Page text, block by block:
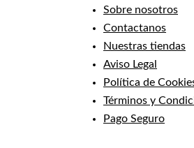
Sobre nosotros
Contactanos
Nuestras tiendas
Aviso Legal
Política de
Términos y
Pago Seguro